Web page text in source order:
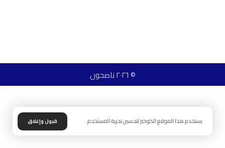
© ٢٠٢٦ ناصحون
يستخدم هذا الموقع الكوكيز لتحسين تجربة المستخدم. قبول وإغلاق